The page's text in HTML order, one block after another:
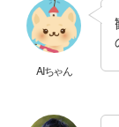
AIちゃん